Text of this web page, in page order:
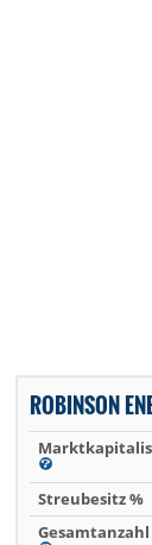
ROBINSON
Streubesitz %